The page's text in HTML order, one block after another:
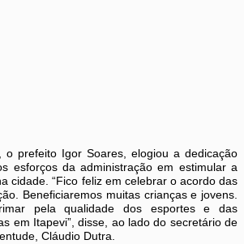
o prefeito Igor Soares, elogiou a dedicação
esforços da administração em estimular a
cidade. “Fico feliz em celebrar o acordo das
Beneficiaremos muitas crianças e jovens.
pela qualidade dos esportes e das
em Itapevi”, disse, ao lado do secretário de
Cláudio Dutra.